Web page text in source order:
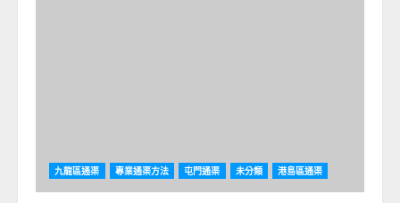
九龍區通渠 專業通渠方法 屯門通渠 未分類 港島區通渠